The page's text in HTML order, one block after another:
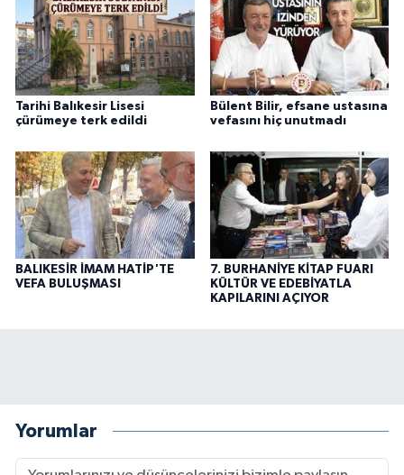
Tarihi Balıkesir Lisesi
çürümeye terk edildi
Bülent Bilir, efsane ustasına
vefasını hiç unutmadı
BALIKESİR İMAM HATİP'TE
VEFA BULUŞMASI
7. BURHANİYE KİTAP FUARI
KÜLTÜR VE EDEBİYATLA
KAPILARINI AÇIYOR
Yorumlar